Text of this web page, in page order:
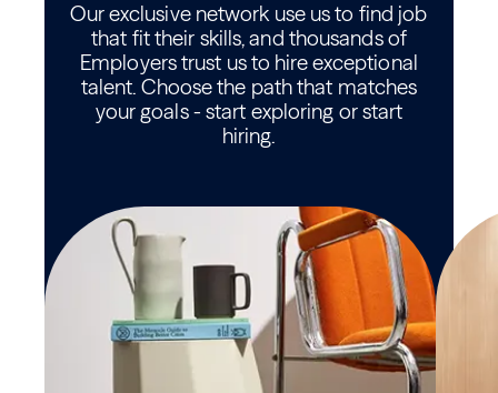
Our exclusive network use us to find job
that fit their skills, and thousands of
Employers trust us to hire exceptional
talent. Choose the path that matches
your goals - start exploring or start
hiring.